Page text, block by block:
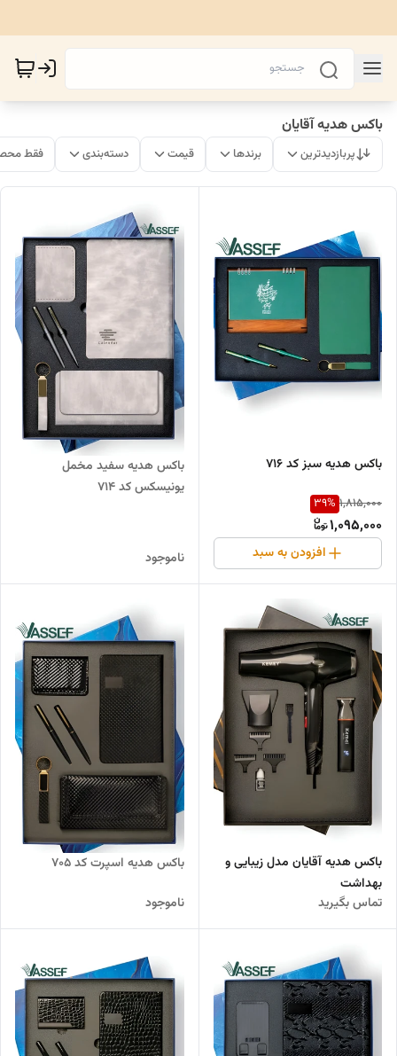
باکس هدیه آقایان
پربازدیدترین برندها قیمت دسته‌بندی فقط
باکس هدیه سبز کد ۷۱۶
1,815,000
39%
1,095,000
افزودن به سبد
باکس هدیه سفید مخمل
یونیسکس کد ۷۱۴
ناموجود
باکس هدیه آقایان مدل زیبایی و
بهداشت
تماس بگیرید
باکس هدیه اسپرت کد ۷۰۵
ناموجود